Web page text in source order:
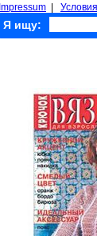
Impressum
Я ищу: